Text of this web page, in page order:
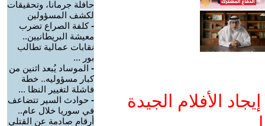
الأفلام الجيدة
حافلة جرمانا، وتحقيقات
لكشف المسؤولين
-كلفة الصراع تضرب
معيشة البريطانيين..
نقابات عمالية تطالب
بور ...
- الموساد يُبعد اثنين من
كبار مسؤوليه.. خطة
فاشلة لتغيير النظا ...
- حوادث السير تتضاعف
في سوريا خلال عام..
أرقام صادمة عن القتلى